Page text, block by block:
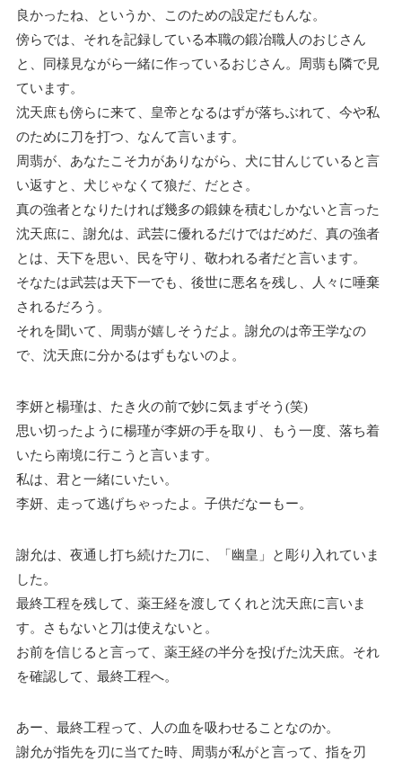
良かったね、というか、このための設定だもんな。
傍らでは、それを記録している本職の鍛冶職人のおじさん
と、同様見ながら一緒に作っているおじさん。周翡も隣で見
ています。
沈天庶も傍らに来て、皇帝となるはずが落ちぶれて、今や私
のために刀を打つ、なんて言います。
周翡が、あなたこそ力がありながら、犬に甘んじていると言
い返すと、犬じゃなくて狼だ、だとさ。
真の強者となりたければ幾多の鍛錬を積むしかないと言った
沈天庶に、謝允は、武芸に優れるだけではだめだ、真の強者
とは、天下を思い、民を守り、敬われる者だと言います。
そなたは武芸は天下一でも、後世に悪名を残し、人々に唾棄
されるだろう。
それを聞いて、周翡が嬉しそうだよ。謝允のは帝王学なの
で、沈天庶に分かるはずもないのよ。
李妍と楊瑾は、たき火の前で妙に気まずそう(笑)
思い切ったように楊瑾が李妍の手を取り、もう一度、落ち着
いたら南境に行こうと言います。
私は、君と一緒にいたい。
李妍、走って逃げちゃったよ。子供だなーもー。
謝允は、夜通し打ち続けた刀に、「幽皇」と彫り入れていま
した。
最終工程を残して、薬王経を渡してくれと沈天庶に言いま
す。さもないと刀は使えないと。
お前を信じると言って、薬王経の半分を投げた沈天庶。それ
を確認して、最終工程へ。
あー、最終工程って、人の血を吸わせることなのか。
謝允が指先を刃に当てた時、周翡が私がと言って、指を刃